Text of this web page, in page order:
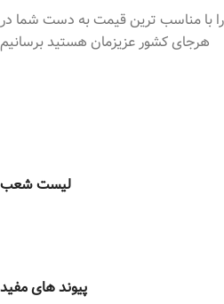
را با مناسب ترین قیمت به دست شما در
هرجای کشور عزیزمان هستید برسانیم
لیست شعب
پیوند های مفید